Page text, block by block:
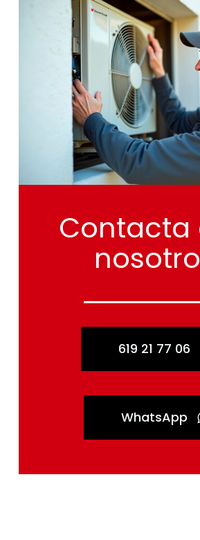
Contacta
619 21 77 06
WhatsApp